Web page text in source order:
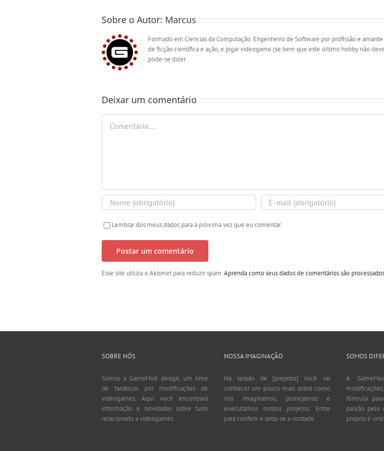
Sobre o Autor: Marcus
Formado em Ciencias da Computação. Engenheiro de Software por profissão e
de ficção científica e ação, e jogar videogame (se bem que este último hobby não
pode-se dizer.
Deixar um comentário
Comentário
Lembrar dos meus dados para a próxima vez que eu comentar.
Esse site utiliza o Akismet para reduzir spam.Aprenda como seus dados de comentários são processados
SOBRE NÓS
Somos a GameMod design, um time
de fanáticos por modificações de
videogames. Aqui você encontrará
informação e novidades sobre tudo
relacionado a videogames.
NOSSA IMAGINAÇÃO
Na sessão de [projetos] você vai
conhecer um pouco mais sobre como
nós imaginamos, planejamos e
executamos nossos projetos. Entre
para conferir e sinta-se a vontade.
SOMOS
A
fórmula
paixão pelo
projeto é